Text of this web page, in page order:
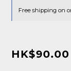
Free shipping on
HK$90.00